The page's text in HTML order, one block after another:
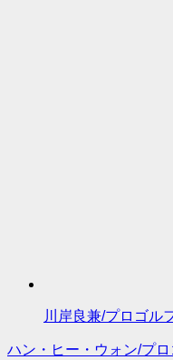
川岸良兼/プロゴル
ハン・ヒー・ウォン/プ